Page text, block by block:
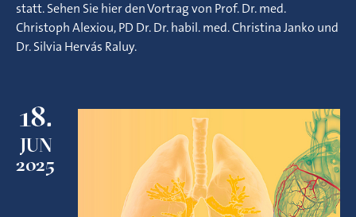
statt. Sehen Sie hier den Vortrag von Prof. Dr. med.
Christoph Alexiou, PD Dr. Dr. habil. med. Christina Janko und
Dr. Silvia Hervás Raluy.
18.
JUN
2025